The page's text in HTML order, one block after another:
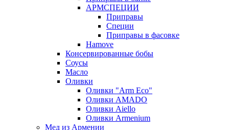
АРМСПЕЦИИ
Приправы
Специи
Приправы в фасовке
Hamove
Консервированные бобы
Соусы
Масло
Оливки
Оливки "Arm Eco"
Оливки AMADO
Оливки Aiello
Оливки Armenium
Мед из Армении